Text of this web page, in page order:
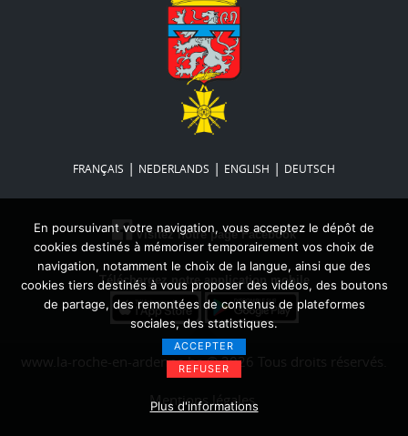
En poursuivant votre navigation, vous acceptez le dépôt de
cookies destinés à mémoriser temporairement vos choix de
navigation, notamment le choix de la langue, ainsi que des
cookies tiers destinés à vous proposer des vidéos, des boutons
de partage, des remontées de contenus de plateformes
sociales, des statistiques.
ACCEPTER
REFUSER
Plus d'informations
FRANÇAIS | NEDERLANDS | ENGLISH | DEUTSCH
Visitez notre page Facebook
Téléchargez notre application mobile
www.la-roche-en-ardenne.be © 2026 Tous droits réservés.
Mentions légales